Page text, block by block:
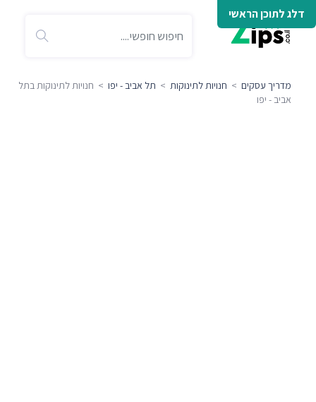
דלג לתוכן הראשי
מדריך עסקים > חנויות לתינוקות > תל אביב - יפו > חנויות לתינוקות בתל
אביב - יפו